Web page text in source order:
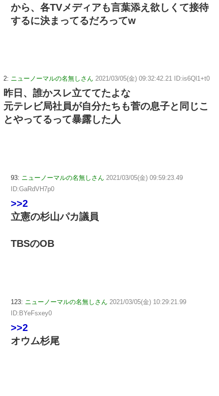
から、各TVメディアも言葉添え欲しくて接待
するに決まってるだろってw
2: ニューノーマルの名無しさん 2021/03/05(金) 09:32:42.21 ID:is6Ql1+t0
昨日、誰かスレ立ててたよな
元テレビ局社員が自分たちも菅の息子と同じこ
とやってるって暴露した人
93: ニューノーマルの名無しさん 2021/03/05(金) 09:59:23.49
ID:GaRdVH7p0
>>2
立憲の杉山パカ議員
TBSのOB
123: ニューノーマルの名無しさん 2021/03/05(金) 10:29:21.99
ID:BYeFsxey0
>>2
オウム杉尾